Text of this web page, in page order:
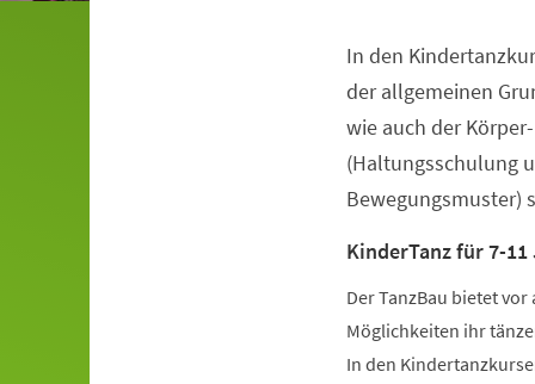
In den
der allgemeinen
wie auch der
(Haltungsschulung
Bewegungsmuster)
KinderTanz für 7-
Der TanzBau bietet
Möglichkeiten ihr
In den